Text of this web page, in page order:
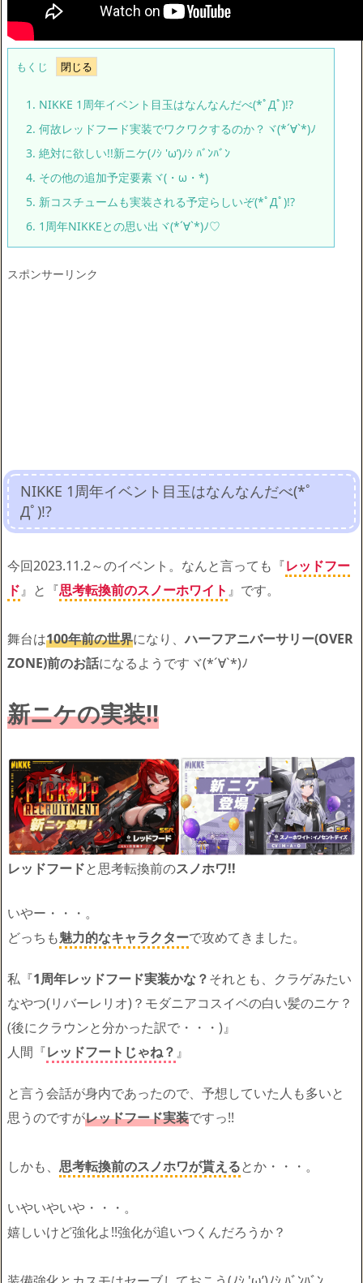
もくじ
1. NIKKE 1周年イベント目玉はなんなんだべ(*ﾟДﾟ)!?
2. 何故レッドフード実装でワクワクするのか？ヾ(*´∀`*)ﾉ
3. 絶対に欲しい!!新ニケ(ﾉｼ 'ω’)ﾉｼ ﾊﾞﾝﾊﾞﾝ
4. その他の追加予定要素ヾ(・ω・*)
5. 新コスチュームも実装される予定らしいぞ(*ﾟДﾟ)!?
6. 1周年NIKKEとの思い出ヾ(*´∀`*)ﾉ♡
スポンサーリンク
NIKKE 1周年イベント目玉はなんなんだべ(*ﾟ
Дﾟ)!?
今回2023.11.2～のイベント。なんと言っても『レッドフー
ド』と『思考転換前のスノーホワイト 』です。
舞台は100年前の世界になり、ハーフアニバーサリー(OVER
ZONE)前のお話になるようですヾ(*´∀`*)ﾉ
新ニケの実装!!
レッドフードと思考転換前のスノホワ!!
いやー・・・。
どっちも魅力的なキャラクターで攻めてきました。
私『1周年レッドフード実装かな？それとも、クラゲみたい
なやつ(リバーレリオ)？モダニアコスイベの白い髪のニケ？
(後にクラウンと分かった訳で・・・)』
人間『レッドフートじゃね？ 』
と言う会話が身内であったので、予想していた人も多いと
思うのですがレッドフード実装ですっ!!
しかも、 思考転換前のスノホワが貰えるとか・・・。
いやいやいや・・・。
嬉しいけど強化よ!!強化が追いつくんだろうか？